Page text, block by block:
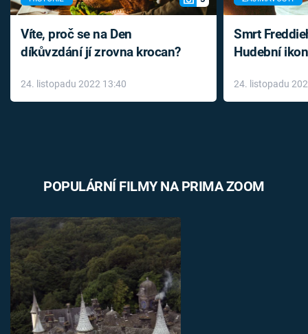
Víte, proč se na Den
díkůvzdání jí zrovna krocan?
24. listopadu 2022 13:40
Smrt
Hudební
léky
24. listopadu
POPULÁRNÍ FILMY NA PRIMA ZOOM